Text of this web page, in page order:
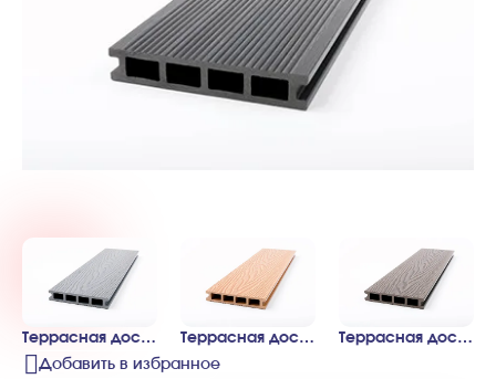
Террасная доска пустотелая CM Decking серия VINTAGE цвет EBONY (эбен, серый) Террасная доска пустотелая CM Decking серия VINTAGE цвет OAK (дуб, желтый)
Террасная доска пустотелая CM Decking серия VINTAGE цвет WENGE (венге)
Добавить в избранное